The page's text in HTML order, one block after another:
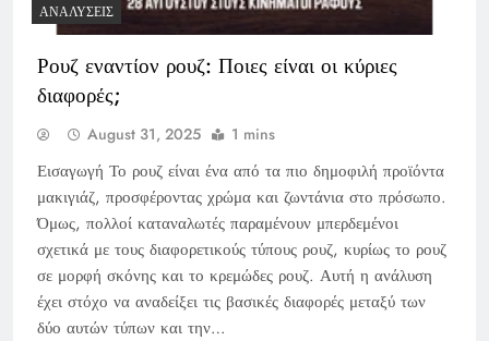
ΑΝΑΛΎΣΕΙΣ
Ρουζ εναντίον ρουζ: Ποιες είναι οι κύριες
διαφορές;
August 31, 2025 1 mins
Εισαγωγή Το ρουζ είναι ένα από τα πιο δημοφιλή προϊόντα
μακιγιάζ, προσφέροντας χρώμα και ζωντάνια στο πρόσωπο.
Όμως, πολλοί καταναλωτές παραμένουν μπερδεμένοι
σχετικά με τους διαφορετικούς τύπους ρουζ, κυρίως το ρουζ
σε μορφή σκόνης και το κρεμώδες ρουζ. Αυτή η ανάλυση
έχει στόχο να αναδείξει τις βασικές διαφορές μεταξύ των
δύο αυτών τύπων και την…